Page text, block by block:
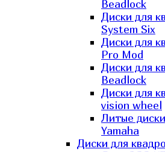
Beadlock
Диски для
System Six
Диски для
Pro Mod
Диски для
Beadlock
Диски для
vision wheel
Литые
Yamaha
Диски для